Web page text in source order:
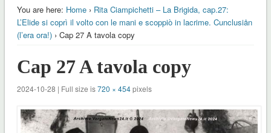
You are here: Home› Rita Ciampichetti – La Brigida, cap.27:
L’Elide si coprì il volto con le mani e scoppiò in lacrime. Cunclusiån
(l’era ora!)› Cap 27 A tavola copy
Cap 27 A tavola copy
2024-10-28 | Full size is720 × 454pixels